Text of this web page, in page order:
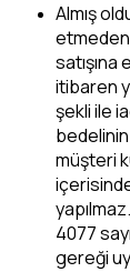
Almış
itibaren
şekli ile
müşteri
4077
gereği